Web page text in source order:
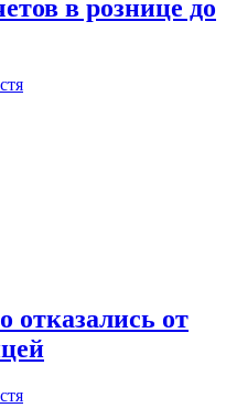
в рознице до
отказались от